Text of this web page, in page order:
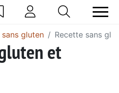
gluten Recette sans
et